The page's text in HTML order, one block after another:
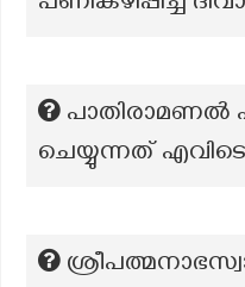
പാതിരാമണൽ
ചെയ്യുന്നത്